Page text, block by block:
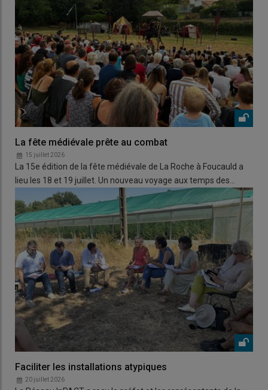
La fête médiévale prête au combat
15 juillet 2026
La 15e édition de la fête médiévale de La Roche à Foucauld a
lieu les 18 et 19 juillet. Un nouveau voyage aux temps des…
Faciliter les installations atypiques
20 juillet 2026